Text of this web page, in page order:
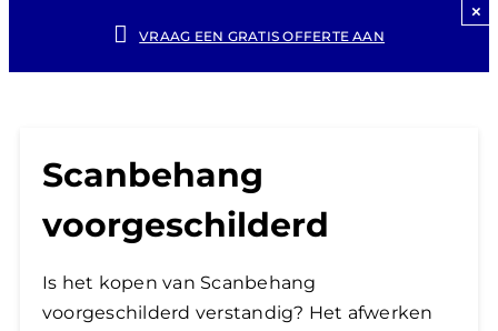
VRAAG EEN GRATIS OFFERTE AAN
×
Scanbehang
voorgeschilderd
Is het kopen van Scanbehang
voorgeschilderd verstandig? Het afwerken